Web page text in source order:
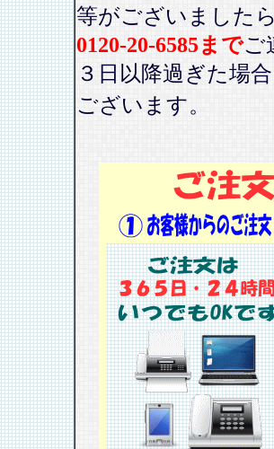
等がございました
0120-20-6585までご
３日以降過ぎた場
ございます。